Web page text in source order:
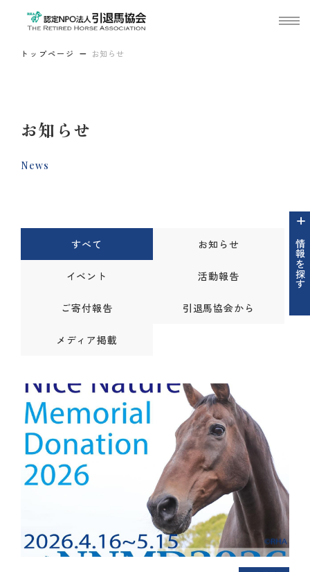
トップページ お知らせ
お知らせ
News
情報を探す
すべて お知らせ
イベント 活動報告
ご寄付報告 引退馬協会から
メディア掲載